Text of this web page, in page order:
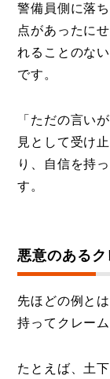
警備員側に落
点があったに
れることのな
です。
「ただの言い
見として受け
り、自信を持
す。
悪意のある
先ほどの例と
持ってクレー
たとえば、土